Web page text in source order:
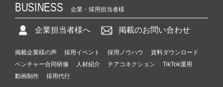
BUSINESS 企業・採用担当者様
企業担当者様へ 掲載のお問い合わせ
掲載企業様の声 採用イベント 採用ノウハウ
資料ダウンロード
ベンチャー合同研修
人材紹介 チアコネクション
TikTok運用
動画制作
採用代行